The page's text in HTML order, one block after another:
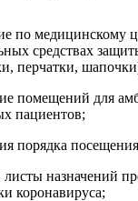
по медицинскому
средствах
перчатки,
помещений для
пациентов;
порядка
назначений
коронавируса;